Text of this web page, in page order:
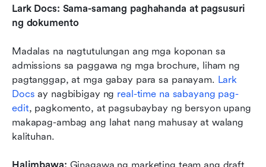
Lark Docs: Sama-samang paghahanda at pagsusuri
ng dokumento
Madalas na nagtutulungan ang mga koponan sa
admissions sa paggawa ng mga brochure, liham ng
pagtanggap, at mga gabay para sa panayam. Lark
Docs ay nagbibigay ng real-time na sabayang pag-
edit, pagkomento, at pagsubaybay ng bersyon upang
makapag-ambag ang lahat nang mahusay at walang
kalituhan.